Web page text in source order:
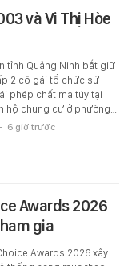
và Vi Thị Hòe
tỉnh Quảng Ninh bắt giữ
2 cô gái tổ chức sử
phép chất ma túy tại
hộ chung cư ở phường…
- 6 giờ trước
Awards 2026
gia
Awards 2026 xây